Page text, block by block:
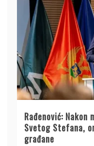
Rađenović: Nakon
Svetog Stefana,
građane